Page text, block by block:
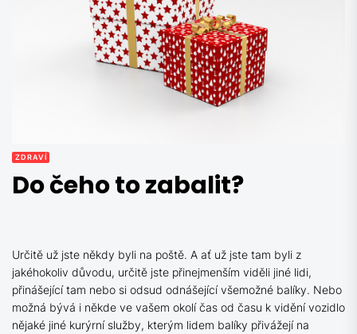
ZDRAVÍ
Do čeho to zabalit?
Určitě už jste někdy byli na poště. A ať už jste tam byli z
jakéhokoliv důvodu, určitě jste přinejmenším viděli jiné lidi,
přinášející tam nebo si odsud odnášející všemožné balíky. Nebo
možná bývá i někde ve vašem okolí čas od času k vidění vozidlo
nějaké jiné kurýrní služby, kterým lidem balíky přivážejí na